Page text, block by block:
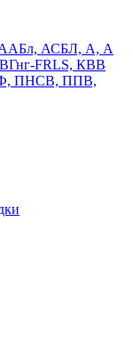
АСБЛ, А, А
FRLS, КВВ
ПНСВ, ППВ,